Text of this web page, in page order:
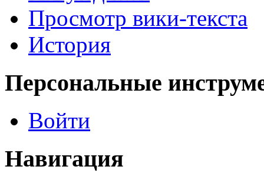
Просмотр вики-текста
История
Персональные
Войти
Навигация